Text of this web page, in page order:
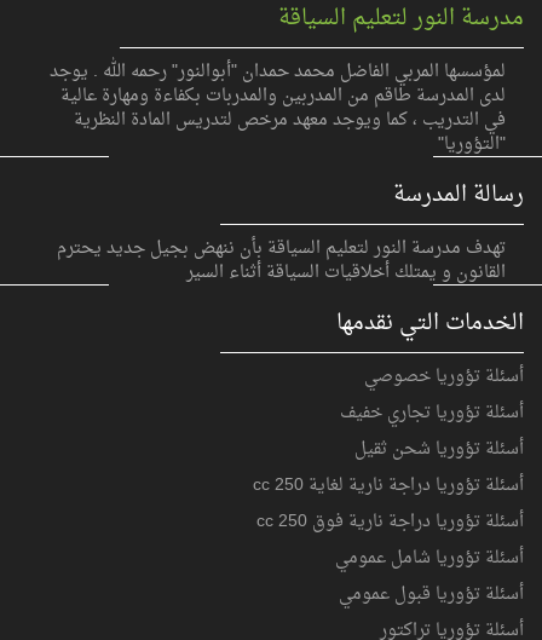
مدرسة النور لتعليم السياقة
لمؤسسها المربي الفاضل محمد حمدان "أبوالنور" رحمه الله . يوجد
لدى المدرسة طاقم من المدربين والمدربات بكفاءة ومهارة عالية
في التدريب ، كما ويوجد معهد مرخص لتدريس المادة النظرية
"التؤوريا"
رسالة المدرسة
تهدف مدرسة النور لتعليم السياقة بأن ننهض بجيل جديد يحترم
القانون و يمتلك أخلاقيات السياقة أثناء السير
الخدمات التي نقدمها
أسئلة تؤوريا خصوصي
أسئلة تؤوريا تجاري خفيف
أسئلة تؤوريا شحن ثقيل
أسئلة تؤوريا دراجة نارية لغاية 250 cc
أسئلة تؤوريا دراجة نارية فوق 250 cc
أسئلة تؤوريا شامل عمومي
أسئلة تؤوريا قبول عمومي
أسئلة تؤوريا تراكتور